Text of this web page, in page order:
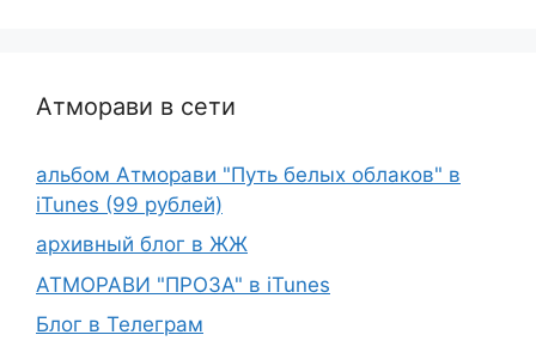
Атморави в сети
альбом Атморави "Путь белых облаков" в
iTunes (99 рублей)
архивный блог в ЖЖ
АТМОРАВИ "ПРОЗА" в iTunes
Блог в Телеграм